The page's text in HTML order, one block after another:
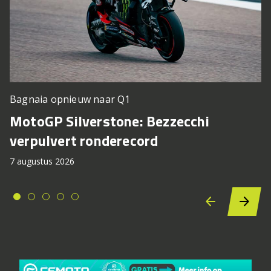
Bagnaia opnieuw naar Q1
MotoGP Silverstone: Bezzecchi
verpulvert ronderecord
7 augustus 2026